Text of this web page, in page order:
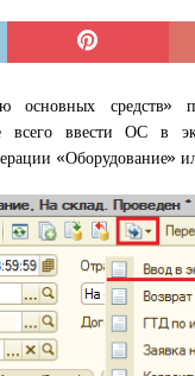
основных средств»
ввести ОС в
«Оборудование»